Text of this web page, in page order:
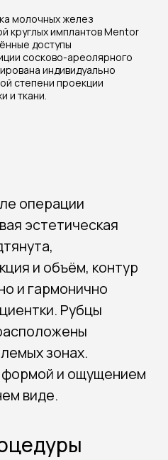
молочных желез
круглых имплантов Mentor
доступы
сосково-ареолярного
индивидуально
степени проекции
и ткани.